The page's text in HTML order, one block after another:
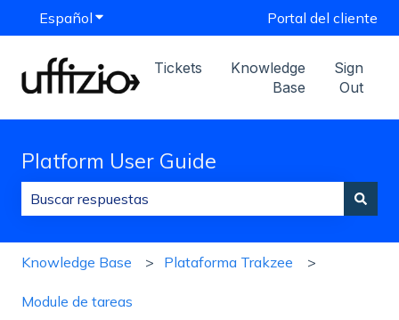
Español Traducciones de Mostrar submenú de
Portal del cliente
Tickets
Knowledge
Base
Sign
Out
Platform User Guide
Knowledge Base Plataforma Trakzee
Module de tareas